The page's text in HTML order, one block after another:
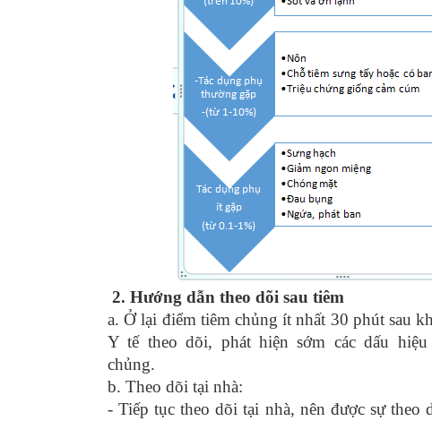
2. Hướng dẫn theo dõi sau tiêm
a. Ở lại điểm tiêm chủng ít nhất 30 phút sau
Y tế theo dõi, phát hiện sớm các dấu
chủng.
b. Theo dõi tại nhà:
- Tiếp tục theo dõi tại nhà, nên được sự theo